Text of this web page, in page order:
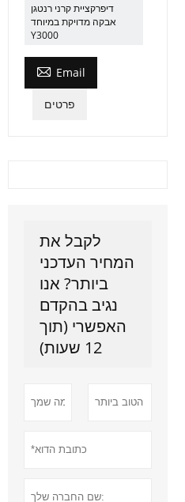
דיפרקציית קרני רנטגן
אבקה מדויקת במיוחד
Y3000
 Email
פרטים
לקבל את
המחיר העדכני
ביותר? אנו
נגיב בהקדם
האפשרי (תוך
12 שעות)